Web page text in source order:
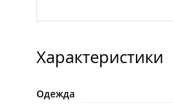
Характеристики
Одежда